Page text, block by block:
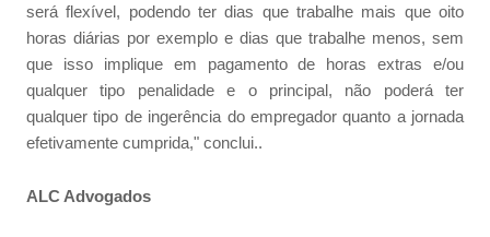
será flexível, podendo ter dias que trabalhe mais que oito
horas diárias por exemplo e dias que trabalhe menos, sem
que isso implique em pagamento de horas extras e/ou
qualquer tipo penalidade e o principal, não poderá ter
qualquer tipo de ingerência do empregador quanto a jornada
efetivamente cumprida," conclui..
ALC Advogados